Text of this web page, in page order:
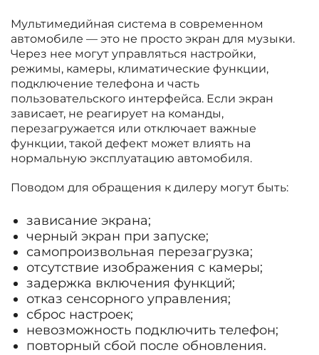
Мультимедийная система в современном
автомобиле — это не просто экран для музыки.
Через нее могут управляться настройки,
режимы, камеры, климатические функции,
подключение телефона и часть
пользовательского интерфейса. Если экран
зависает, не реагирует на команды,
перезагружается или отключает важные
функции, такой дефект может влиять на
нормальную эксплуатацию автомобиля.
Поводом для обращения к дилеру могут быть:
зависание экрана;
черный экран при запуске;
самопроизвольная перезагрузка;
отсутствие изображения с камеры;
задержка включения функций;
отказ сенсорного управления;
сброс настроек;
невозможность подключить телефон;
повторный сбой после обновления.